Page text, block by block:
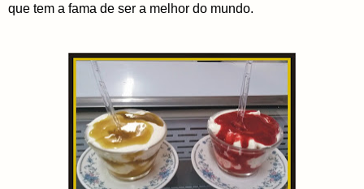
que tem a fama de ser a melhor do mundo.